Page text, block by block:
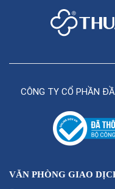
CÔNG TY CỔ PHẦN
VĂN PHÒNG GIAO